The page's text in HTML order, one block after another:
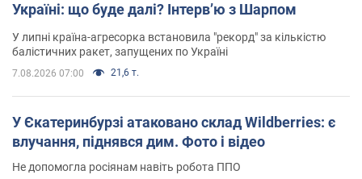
Україні: що буде далі? Інтерв’ю з Шарпом
У липні країна-агресорка встановила "рекорд" за кількістю
балістичних ракет, запущених по Україні
7.08.2026 07:00 21,6 т.
У Єкатеринбурзі атаковано склад Wildberries: є
влучання, піднявся дим. Фото і відео
Не допомогла росіянам навіть робота ППО